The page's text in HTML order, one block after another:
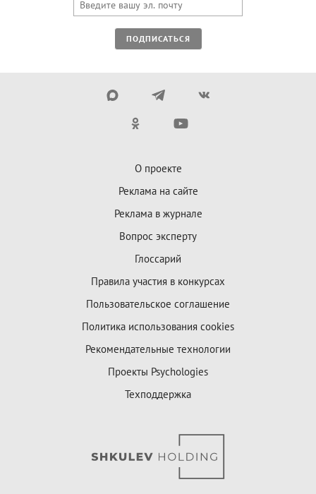
ПОДПИСАТЬСЯ
О проекте
Реклама на сайте
Реклама в журнале
Вопрос эксперту
Глоссарий
Правила участия в конкурсах
Пользовательское соглашение
Политика использования cookies
Рекомендательные технологии
Проекты Psychologies
Техподдержка